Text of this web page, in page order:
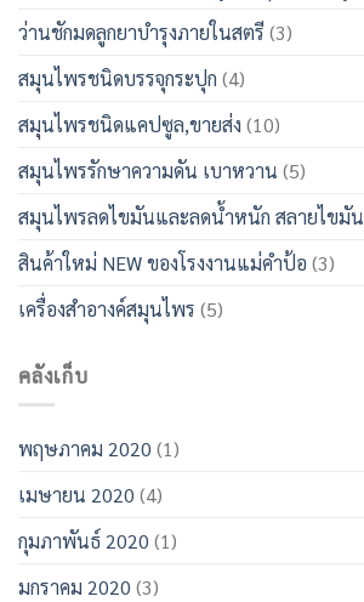
ว่านชักมดลูกยาบำรุงภายในสตรี(3)
สมุนไพรชนิดบรรจุกระปุก (4)
สมุนไพรชนิดแคปซูล,ขายส่ง (10)
สมุนไพรรักษาความดัน เบาหวาน (5)
สมุนไพรลดไขมันและลดน้ำหนัก สลายไขมัน
สินค้าใหม่ NEW ของโรงงานแม่คำป้อ (3)
เครื่องสำอางค์สมุนไพร (5)
คลังเก็บ
พฤษภาคม 2020 (1)
เมษายน 2020 (4)
กุมภาพันธ์ 2020 (1)
มกราคม 2020 (3)